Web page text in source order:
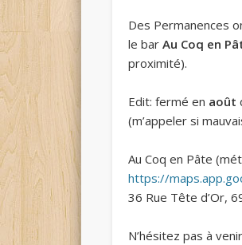
Des Permanences
le bar Au Coq en
proximité).
Edit: fermé en août
(m’appeler si
Au Coq en Pâte
https://
36 Rue Tête d’Or,
N’hésitez pas à